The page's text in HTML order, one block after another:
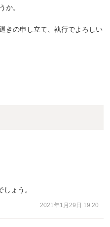
か。
きの申し立て、執行でよろしい
ょう。
2021年1月29日 19:20